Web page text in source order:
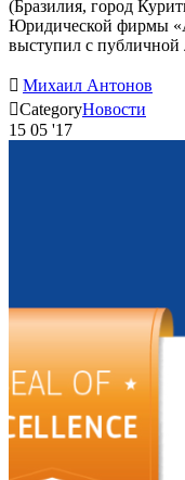
(Бразилия, город
Юридической фирмы
выступил с
 Михаил Антонов
CategoryНовости
15 05 '17